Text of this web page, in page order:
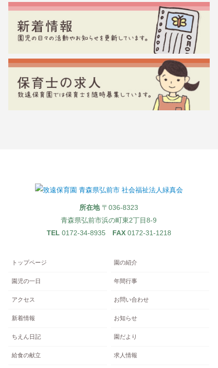
所在地〒036-8323
青森県弘前市浜の町東2丁目8-9
TEL 0172-34-8935 FAX0172-31-1218
トップページ 園の紹介
園児の一日 年間行事
アクセス お問い合わせ
新着情報 お知らせ
ちえん日記 園だより
給食の献立 求人情報